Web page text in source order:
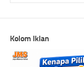
Kolom Iklan